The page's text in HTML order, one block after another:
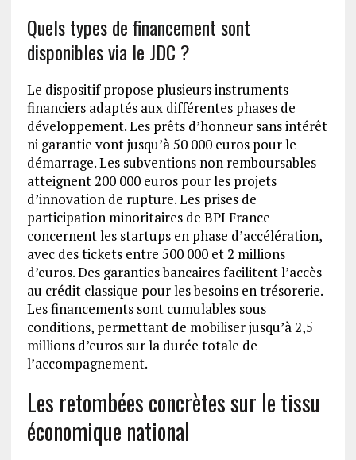
Quels types de financement sont
disponibles via le JDC ?
Le dispositif propose plusieurs instruments
financiers adaptés aux différentes phases de
développement. Les prêts d’honneur sans intérêt
ni garantie vont jusqu’à 50 000 euros pour le
démarrage. Les subventions non remboursables
atteignent 200 000 euros pour les projets
d’innovation de rupture. Les prises de
participation minoritaires de BPI France
concernent les startups en phase d’accélération,
avec des tickets entre 500 000 et 2 millions
d’euros. Des garanties bancaires facilitent l’accès
au crédit classique pour les besoins en trésorerie.
Les financements sont cumulables sous
conditions, permettant de mobiliser jusqu’à 2,5
millions d’euros sur la durée totale de
l’accompagnement.
Les retombées concrètes sur le tissu
économique national